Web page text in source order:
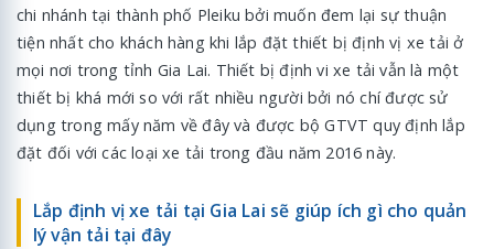
chi nhánh tại thành phố Pleiku bởi muốn đem lại sự thuận
tiện nhất cho khách hàng khi lắp đặt thiết bị định vị xe tải ở
mọi nơi trong tỉnh Gia Lai. Thiết bị định vi xe tải vẫn là một
thiết bị khá mới so với rất nhiều người bởi nó chí được sử
dụng trong mấy năm về đây và được bộ GTVT quy định lắp
đặt đối với các loại xe tải trong đầu năm 2016 này.
Lắp định vị xe tải tại Gia Lai sẽ giúp ích gì cho quản
lý vận tải tại đây